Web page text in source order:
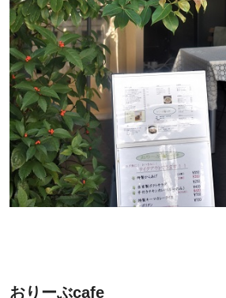
おりーぶcafe